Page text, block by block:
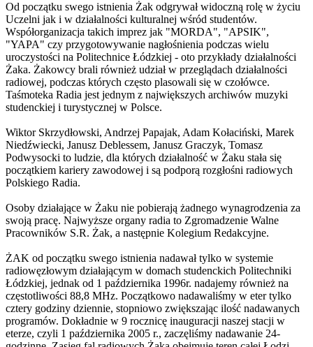
Od początku swego istnienia Żak odgrywał widoczną rolę w życiu
Uczelni jak i w działalności kulturalnej wśród studentów.
Współorganizacja takich imprez jak "MORDA", "APSIK",
"YAPA" czy przygotowywanie nagłośnienia podczas wielu
uroczystości na Politechnice Łódzkiej - oto przykłady działalności
Żaka. Żakowcy brali również udział w przeglądach działalności
radiowej, podczas których często plasowali się w czołówce.
Taśmoteka Radia jest jednym z największych archiwów muzyki
studenckiej i turystycznej w Polsce.
Wiktor Skrzydłowski, Andrzej Papajak, Adam Kołaciński, Marek
Niedźwiecki, Janusz Deblessem, Janusz Graczyk, Tomasz
Podwysocki to ludzie, dla których działalność w Żaku stała się
początkiem kariery zawodowej i są podporą rozgłośni radiowych
Polskiego Radia.
Osoby działające w Żaku nie pobierają żadnego wynagrodzenia za
swoją pracę. Najwyższe organy radia to Zgromadzenie Walne
Pracowników S.R. Żak, a następnie Kolegium Redakcyjne.
ŻAK od początku swego istnienia nadawał tylko w systemie
radiowęzłowym działającym w domach studenckich Politechniki
Łódzkiej, jednak od 1 października 1996r. nadajemy również na
częstotliwości 88,8 MHz. Początkowo nadawaliśmy w eter tylko
cztery godziny dziennie, stopniowo zwiększając ilość nadawanych
programów. Dokładnie w 9 rocznicę inauguracji naszej stacji w
eterze, czyli 1 października 2005 r., zaczęliśmy nadawanie 24-